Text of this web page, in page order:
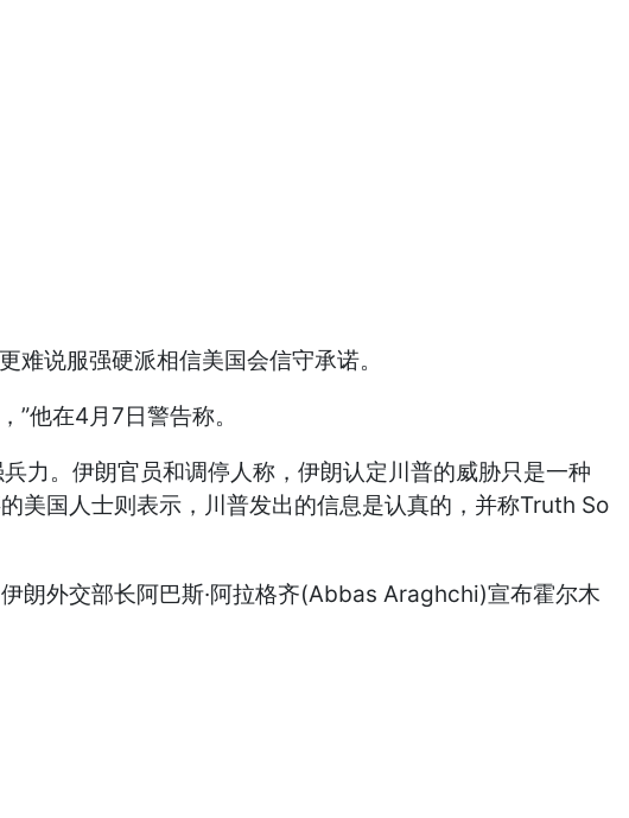
说服强硬派相信美国会信守承诺。
他在4月7日警告称。
力。伊朗官员和调停人称，伊朗认定川普的威胁只是一种
美国人士则表示，川普发出的信息是认真的，并称Truth So
朗外交部长阿巴斯·阿拉格齐(Abbas Araghchi)宣布霍尔木